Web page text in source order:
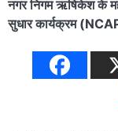
नगर निगम ऋषिकेश के
सुधार कार्यक्रम